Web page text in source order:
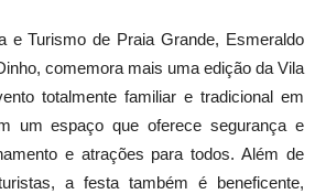
e Turismo de Praia Grande, Esmeraldo
comemora mais uma edição da Vila
totalmente familiar e tradicional em
um espaço que oferece segurança e
e atrações para todos. Além de
a festa também é beneficente,